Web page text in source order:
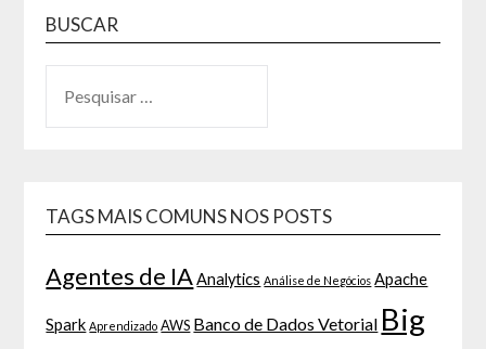
BUSCAR
TAGS MAIS COMUNS NOS POSTS
Agentes de IA Analytics Análise de Negócios Apache
Spark Aprendizado AWS Banco de Dados Vetorial Big